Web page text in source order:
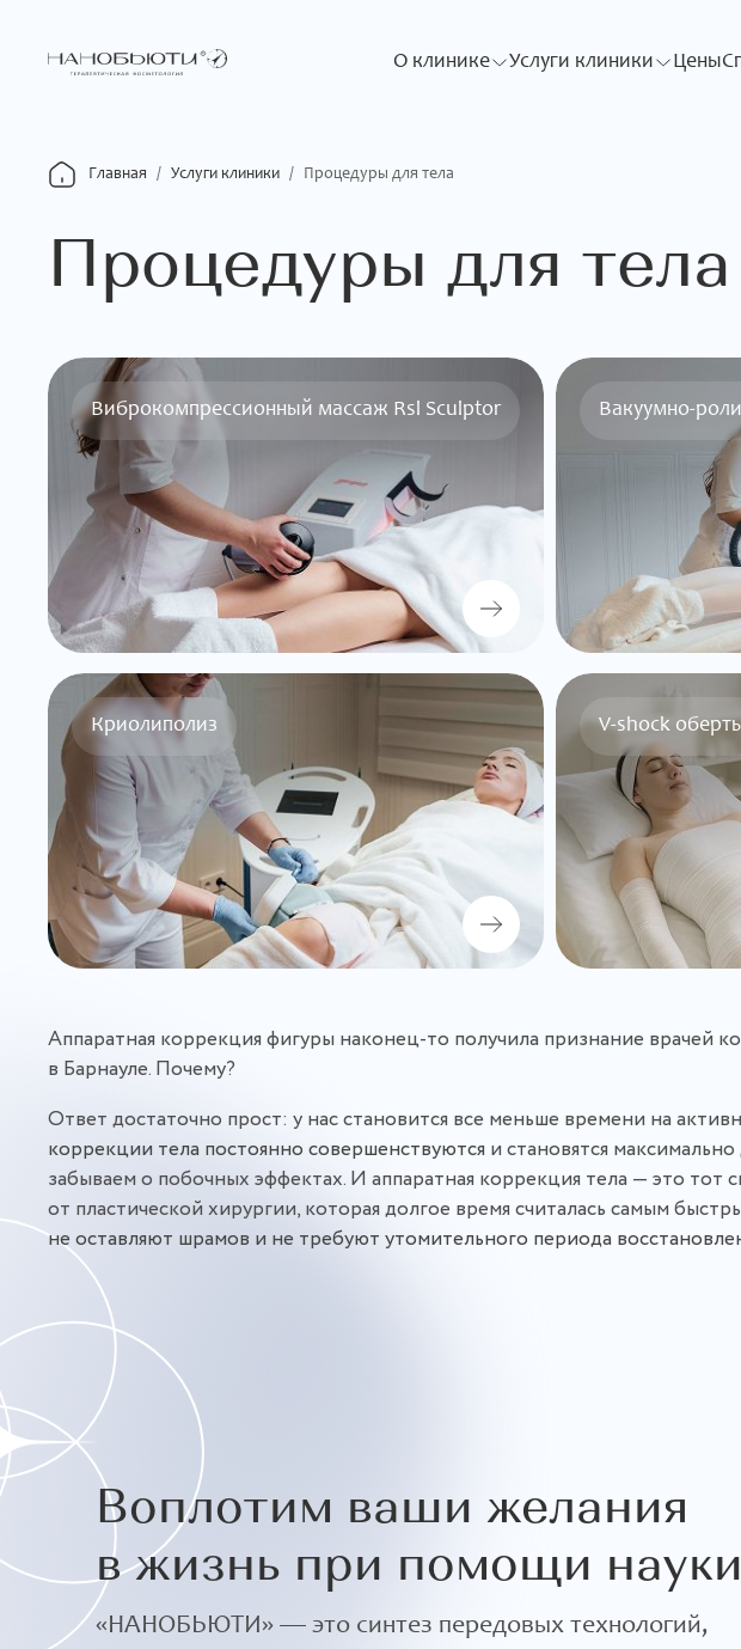
О клинике Услуги клиники Цены
Главная / Услуги клиники / Процедуры для тела
Процедуры для тела
Виброкомпрессионный массаж Rsl Sculptor Вакуумно-
Криолиполиз V-shock
Аппаратная коррекция фигуры наконец-то получила признание врачей
в Барнауле. Почему?
Ответ достаточно прост: у нас становится все меньше времени на
коррекции тела постоянно совершенствуются и становятся
забываем о побочных эффектах. И аппаратная коррекция тела — это тот
от пластической хирургии, которая долгое время считалась самым
не оставляют шрамов и не требуют утомительного периода
Воплотим ваши желания
в жизнь при помощи науки
«НАНОБЬЮТИ» — это синтез передовых технологий,